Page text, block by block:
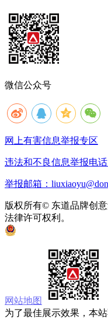
微信公众号
网上有害信息举报专区
违法和不良信息举报电话
举报邮箱：
版权所有© 东道品牌创
法律许可权利。
网站地图
为了最佳展示效果，本